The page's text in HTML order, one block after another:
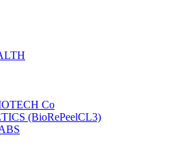
Co
(BioRePeelCL3)